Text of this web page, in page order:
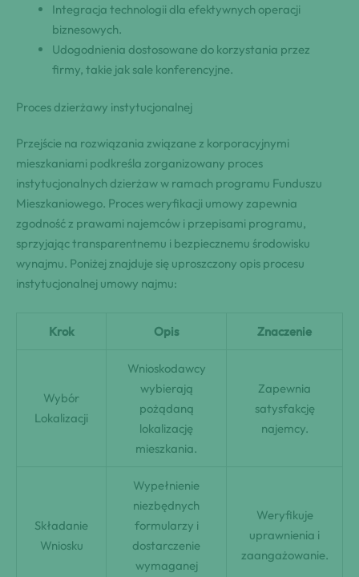
Integracja technologii dla efektywnych operacji
biznesowych.
Udogodnienia dostosowane do korzystania przez
firmy, takie jak sale konferencyjne.
Proces dzierżawy instytucjonalnej
Przejście na rozwiązania związane z korporacyjnymi
mieszkaniami podkreśla zorganizowany proces
instytucjonalnych dzierżaw w ramach programu Funduszu
Mieszkaniowego. Proces weryfikacji umowy zapewnia
zgodność z prawami najemców i przepisami programu,
sprzyjając transparentnemu i bezpiecznemu środowisku
wynajmu. Poniżej znajduje się uproszczony opis procesu
instytucjonalnej umowy najmu:
Krok Opis Znaczenie
Wybór
Lokalizacji
Wnioskodawcy
wybierają
pożądaną
lokalizację
mieszkania.
Zapewnia
satysfakcję
najemcy.
Składanie
Wniosku
Wypełnienie
niezbędnych
formularzy i
dostarczenie
wymaganej
Weryfikuje
uprawnienia i
zaangażowanie.